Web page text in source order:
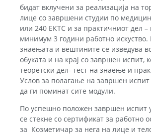
бидат вклучени за реализација на
лице со завршени студии по
или 240 ЕКТС и за практичниот дел –
минимум 3 години работно искуство.
знаењата и вештините се изведува
обуката и на крај со завршен испит,
теоретски дел- тест на знаење и
Услов за полагање на завршен
да ги поминат сите модули.
По успешно положен завршен испит
се стекне со сертификат за работно
за Козметичар за нега на лице и